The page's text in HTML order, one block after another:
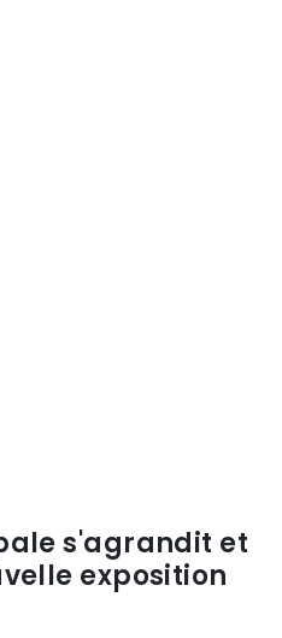
s'agrandit et
exposition